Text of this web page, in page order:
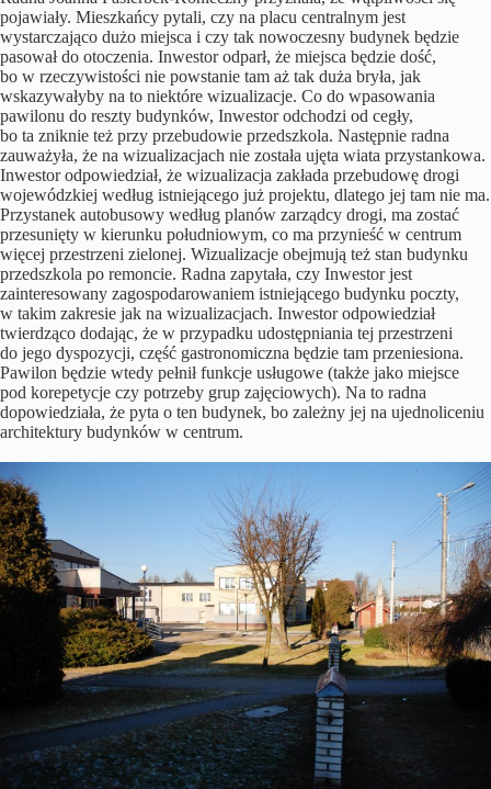
pojawiały. Mieszkańcy pytali, czy na placu centralnym jest
wystarczająco dużo miejsca i czy tak nowoczesny budynek będzie
pasował do otoczenia. Inwestor odparł, że miejsca będzie dość,
bo w rzeczywistości nie powstanie tam aż tak duża bryła, jak
wskazywałyby na to niektóre wizualizacje. Co do wpasowania
pawilonu do reszty budynków, Inwestor odchodzi od cegły,
bo ta zniknie też przy przebudowie przedszkola. Następnie radna
zauważyła, że na wizualizacjach nie została ujęta wiata przystankowa.
Inwestor odpowiedział, że wizualizacja zakłada przebudowę drogi
wojewódzkiej według istniejącego już projektu, dlatego jej tam nie ma.
Przystanek autobusowy według planów zarządcy drogi, ma zostać
przesunięty w kierunku południowym, co ma przynieść w centrum
więcej przestrzeni zielonej. Wizualizacje obejmują też stan budynku
przedszkola po remoncie. Radna zapytała, czy Inwestor jest
zainteresowany zagospodarowaniem istniejącego budynku poczty,
w takim zakresie jak na wizualizacjach. Inwestor odpowiedział
twierdząco dodając, że w przypadku udostępniania tej przestrzeni
do jego dyspozycji, część gastronomiczna będzie tam przeniesiona.
Pawilon będzie wtedy pełnił funkcje usługowe (także jako miejsce
pod korepetycje czy potrzeby grup zajęciowych). Na to radna
dopowiedziała, że pyta o ten budynek, bo zależny jej na ujednoliceniu
architektury budynków w centrum.